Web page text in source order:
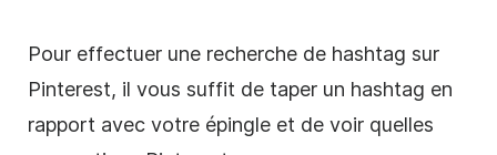
Pour effectuer une recherche de hashtag sur
Pinterest, il vous suffit de taper un hashtag en
rapport avec votre épingle et de voir quelles